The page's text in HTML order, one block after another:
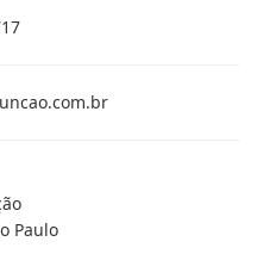
Paulo